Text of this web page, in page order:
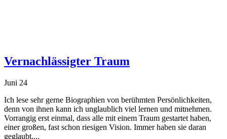
Vernachlässigter Traum
Juni 24
Ich lese sehr gerne Biographien von berühmten Persönlichkeiten,
denn von ihnen kann ich unglaublich viel lernen und mitnehmen.
Vorrangig erst einmal, dass alle mit einem Traum gestartet haben,
einer großen, fast schon riesigen Vision. Immer haben sie daran
geglaubt,...